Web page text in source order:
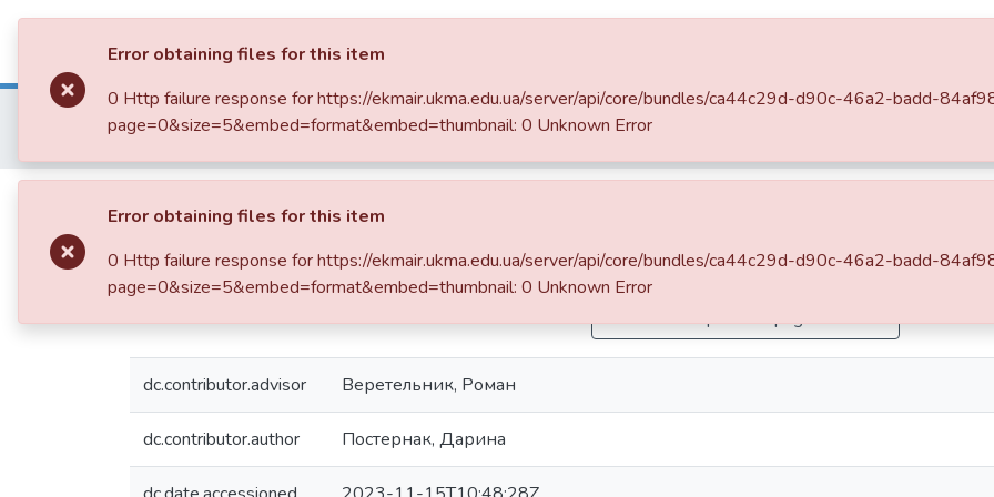
Communities & Collections
Home 014. Роботи студентів
Вплив самогубств письменниць на рецепцію їхньої
прикладі Вірджинії Вулф та Сильвії Плат)
Simple item page
dc.contributor.advisor Веретельник, Роман
dc.contributor.author Постернак, Дарина
Error obtaining files for this item
0 Http failure response for https://ekmair.ukma.edu.ua/server/api/core/bundles/ca44c29d-d90c-46a2-badd-
page=0&size=5&embed=format&embed=thumbnail: 0 Unknown Error
Error obtaining files for this item
0 Http failure response for https://ekmair.ukma.edu.ua/server/api/core/bundles/ca44c29d-d90c-46a2-badd-
page=0&size=5&embed=format&embed=thumbnail: 0 Unknown Error